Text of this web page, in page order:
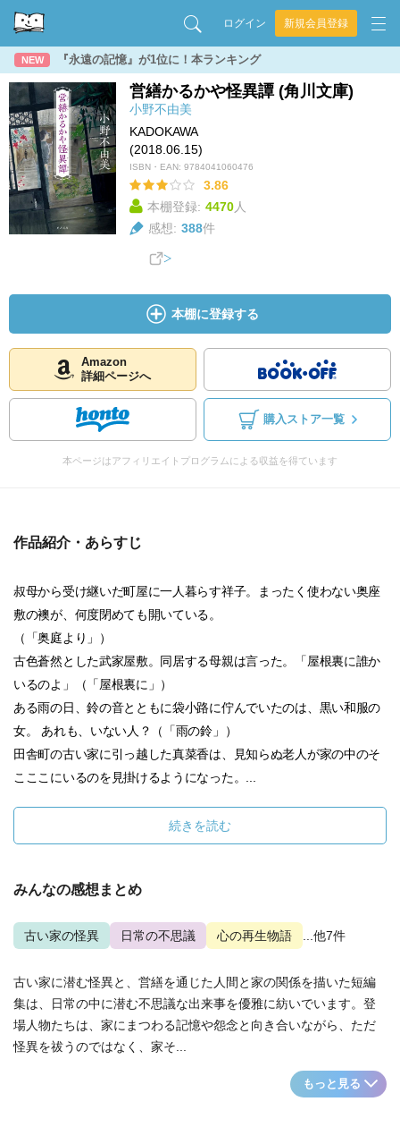
ログイン 新規会員登録
NEW 『永遠の記憶』が1位に！本ランキング
営繕かるかや怪異譚 (角川文庫)
小野不由美
KADOKAWA
(2018.06.15)
ISBN・EAN: 9784041060476
3.86
本棚登録: 4470人
感想: 388件
本棚に登録する
Amazon
詳細ページへ
購入ストア一覧
本ページはアフィリエイトプログラムによる収益を得ています
作品紹介・あらすじ
叔母から受け継いだ町屋に一人暮らす祥子。まったく使わない奥座
敷の襖が、何度閉めても開いている。
（「奥庭より」）
古色蒼然とした武家屋敷。同居する母親は言った。「屋根裏に誰か
いるのよ」（「屋根裏に」）
ある雨の日、鈴の音とともに袋小路に佇んでいたのは、黒い和服の
女。 あれも、いない人？（「雨の鈴」）
田舎町の古い家に引っ越した真菜香は、見知らぬ老人が家の中のそ
こここにいるのを見掛けるようになった。...
続きを読む
みんなの感想まとめ
古い家の怪異 日常の不思議 心の再生物語 ...他7件
古い家に潜む怪異と、営繕を通じた人間と家の関係を描いた短編
集は、日常の中に潜む不思議な出来事を優雅に紡いでいます。登
場人物たちは、家にまつわる記憶や怨念と向き合いながら、ただ
怪異を祓うのではなく、家そ...
もっと見る